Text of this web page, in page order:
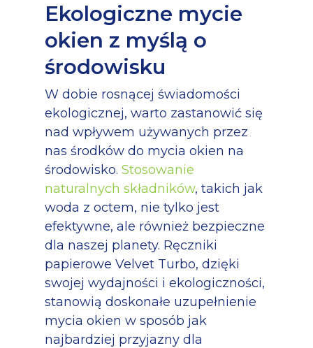
Ekologiczne mycie
okien z myślą o
środowisku
W dobie rosnącej świadomości
ekologicznej, warto zastanowić się
nad wpływem używanych przez
nas środków do mycia okien na
środowisko.Stosowanie
naturalnych składników, takich jak
woda z octem, nie tylko jest
efektywne, ale również bezpieczne
dla naszej planety. Ręczniki
papierowe Velvet Turbo, dzięki
swojej wydajności i ekologiczności,
stanowią doskonałe uzupełnienie
mycia okien w sposób jak
najbardziej przyjazny dla